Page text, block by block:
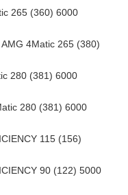
265 (360) 6000
4Matic 265 (380)
280 (381) 6000
280 (381) 6000
115 (156)
90 (122) 5000